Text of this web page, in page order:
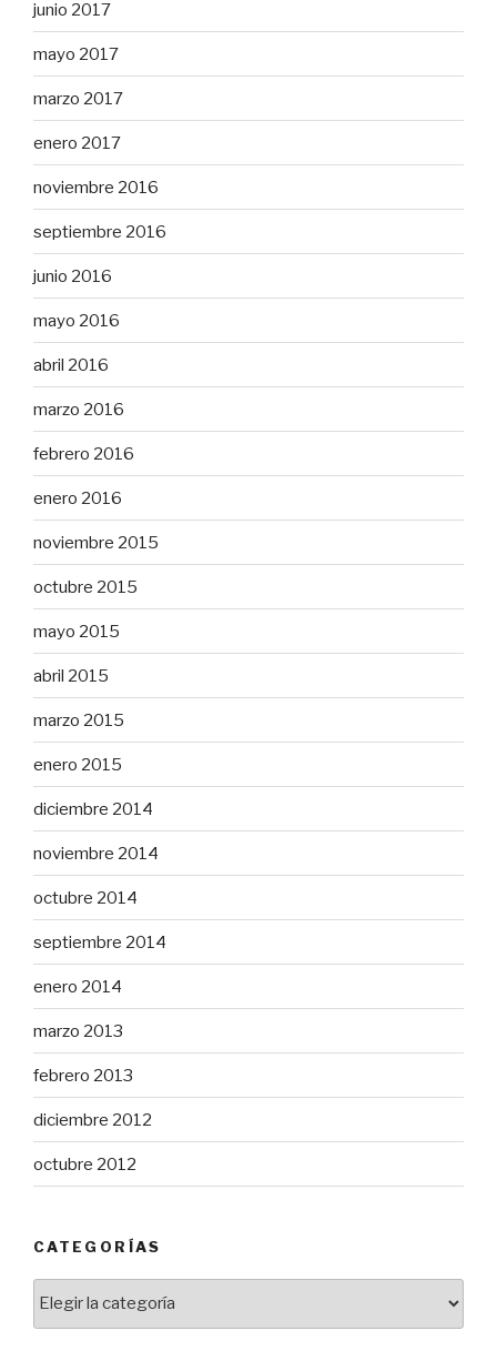
junio 2017
mayo 2017
marzo 2017
enero 2017
noviembre 2016
septiembre 2016
junio 2016
mayo 2016
abril 2016
marzo 2016
febrero 2016
enero 2016
noviembre 2015
octubre 2015
mayo 2015
abril 2015
marzo 2015
enero 2015
diciembre 2014
noviembre 2014
octubre 2014
septiembre 2014
enero 2014
marzo 2013
febrero 2013
diciembre 2012
octubre 2012
CATEGORÍAS